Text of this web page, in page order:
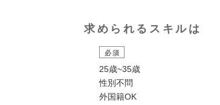
求められるスキルは
必須
25歳~35歳
性別不問
外国籍OK